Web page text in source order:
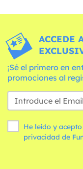
ACCEDE
¡Sé el primero en
promociones al
He leído y
privacidad de